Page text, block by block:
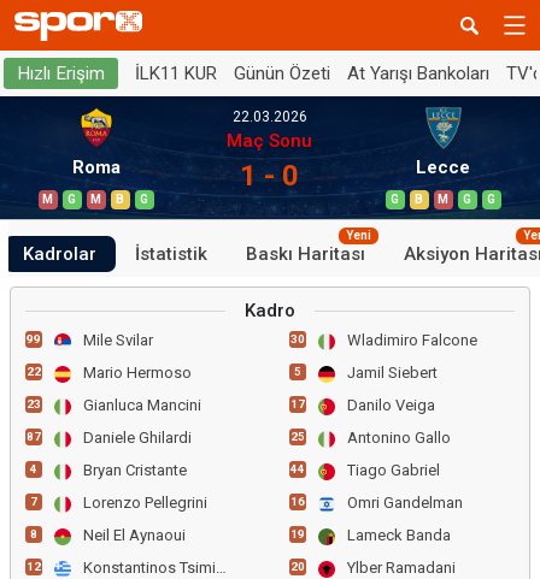
Hızlı Erişim İLK11 KUR Günün Özeti At Yarışı Bankoları
Roma
M G M B G
22.03.2026
Maç Sonu
1 - 0 Lecce
G B M G G
Kadrolar İstatistik Baskı Haritası
Yeni
Aksiyon
Kadro
99 Mile Svilar
22 Mario Hermoso
23 Gianluca Mancini
87 Daniele Ghilardi
4 Bryan Cristante
7 Lorenzo Pellegrini
8 Neil El Aynaoui
12 Konstantinos Tsimikas
30 Wladimiro Falcone
5 Jamil Siebert
17 Danilo Veiga
25 Antonino Gallo
44 Tiago Gabriel
16 Omri Gandelman
19 Lameck Banda
20 Ylber Ramadani